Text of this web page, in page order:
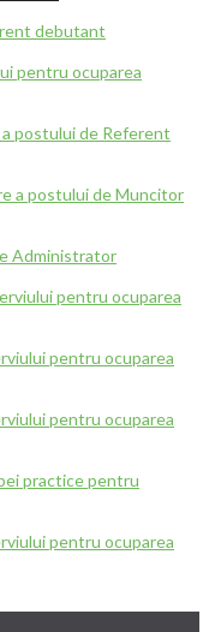
debutant
pentru ocuparea
postului de Referent
a postului de Muncitor
Administrator
pentru ocuparea
pentru ocuparea
pentru ocuparea
practice pentru
pentru ocuparea